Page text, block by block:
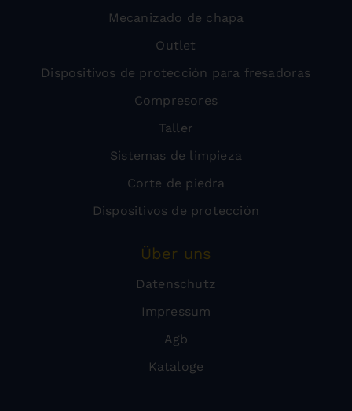
Mecanizado de chapa
Outlet
Dispositivos de protección para fresadoras
Compresores
Taller
Sistemas de limpieza
Corte de piedra
Dispositivos de protección
Über uns
Datenschutz
Impressum
Agb
Kataloge